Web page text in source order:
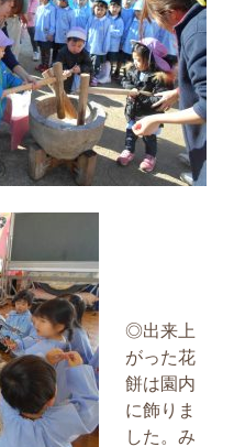
◎出来上
がった花
餅は園内
に飾りま
した。み